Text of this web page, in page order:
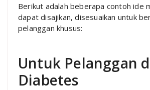
Berikut adalah beberapa contoh ide
dapat disajikan, disesuaikan untuk
pelanggan khusus:
Untuk Pelanggan
Diabetes